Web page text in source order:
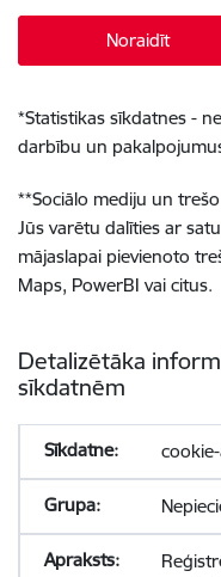
Noraidīt
*Statistikas sīkdatnes -
darbību un
**Sociālo mediju un
Jūs varētu dalīties ar
mājaslapai pievienoto
Maps, PowerBI vai citus.
Detalizētāka
sīkdatnēm